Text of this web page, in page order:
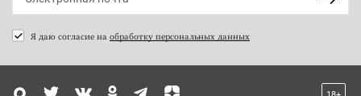
Я даю согласие на обработку персональных данных